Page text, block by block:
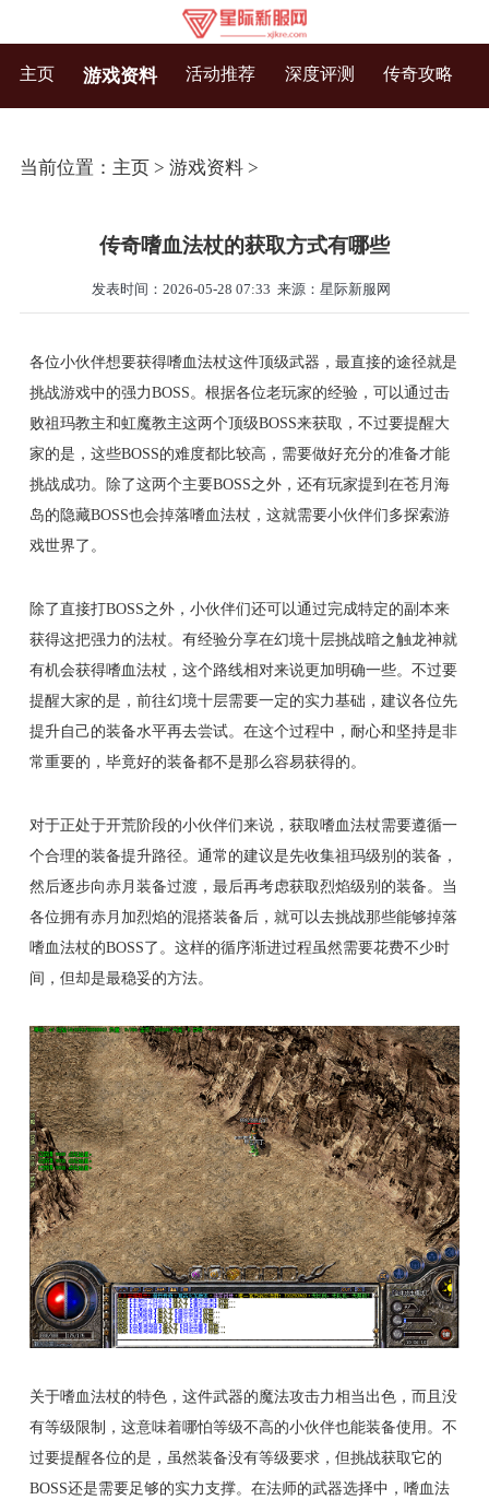
主页 游戏资料 活动推荐 深度评测 传奇攻略
当前位置： 主页> 游戏资料>
传奇嗜血法杖的获取方式有哪些
发表时间：2026-05-28 07:33 来源：星际新服网
各位小伙伴想要获得嗜血法杖这件顶级武器，最直接的途径就是
挑战游戏中的强力BOSS。根据各位老玩家的经验，可以通过击
败祖玛教主和虹魔教主这两个顶级BOSS来获取，不过要提醒大
家的是，这些BOSS的难度都比较高，需要做好充分的准备才能
挑战成功。除了这两个主要BOSS之外，还有玩家提到在苍月海
岛的隐藏BOSS也会掉落嗜血法杖，这就需要小伙伴们多探索游
戏世界了。
除了直接打BOSS之外，小伙伴们还可以通过完成特定的副本来
获得这把强力的法杖。有经验分享在幻境十层挑战暗之触龙神就
有机会获得嗜血法杖，这个路线相对来说更加明确一些。不过要
提醒大家的是，前往幻境十层需要一定的实力基础，建议各位先
提升自己的装备水平再去尝试。在这个过程中，耐心和坚持是非
常重要的，毕竟好的装备都不是那么容易获得的。
对于正处于开荒阶段的小伙伴们来说，获取嗜血法杖需要遵循一
个合理的装备提升路径。通常的建议是先收集祖玛级别的装备，
然后逐步向赤月装备过渡，最后再考虑获取烈焰级别的装备。当
各位拥有赤月加烈焰的混搭装备后，就可以去挑战那些能够掉落
嗜血法杖的BOSS了。这样的循序渐进过程虽然需要花费不少时
间，但却是最稳妥的方法。
关于嗜血法杖的特色，这件武器的魔法攻击力相当出色，而且没
有等级限制，这意味着哪怕等级不高的小伙伴也能装备使用。不
过要提醒各位的是，虽然装备没有等级要求，但挑战获取它的
BOSS还是需要足够的实力支撑。在法师的武器选择中，嗜血法